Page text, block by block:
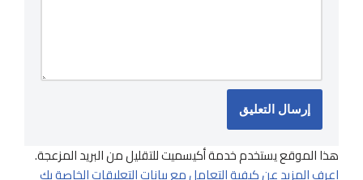
هذا الموقع يستخدم خدمة أكيسميت للتقليل من البريد المزعجة.
اعرف المزيد عن كيفية التعامل مع بيانات التعليقات الخاصة بك